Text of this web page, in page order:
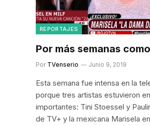
REPORTAJES
Por más semanas
Por TVenserio Junio 9, 2019
Esta semana fue intensa en la
porque tres artistas estuvieron
importantes: Tini Stoessel y
de TV+ y la mexicana Marisela